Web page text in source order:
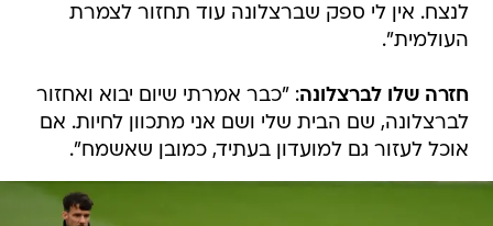
לנצח. אין לי ספק שברצלונה עוד תחזור לצמרת
העולמית".
חזרה שלו לברצלונה: "כבר אמרתי שיום יבוא ואחזור
לברצלונה, שם הבית שלי ושם אני מתכוון לחיות. אם
אוכל לעזור גם למועדון בעתיד, כמובן שאשמח".